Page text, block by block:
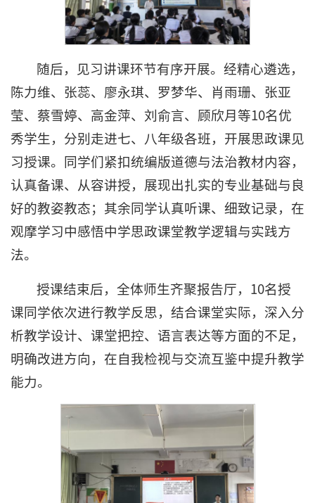
随后，见习讲课环节有序开展。经精心遴选，
陈力维、张蕊、廖永琪、罗梦华、肖雨珊、张亚
莹、蔡雪婷、高金萍、刘俞言、顾欣月等10名优
秀学生，分别走进七、八年级各班，开展思政课见
习授课。同学们紧扣统编版道德与法治教材内容，
认真备课、从容讲授，展现出扎实的专业基础与良
好的教姿教态；其余同学认真听课、细致记录，在
观摩学习中感悟中学思政课堂教学逻辑与实践方
法。
授课结束后，全体师生齐聚报告厅，10名授
课同学依次进行教学反思，结合课堂实际，深入分
析教学设计、课堂把控、语言表达等方面的不足，
明确改进方向，在自我检视与交流互鉴中提升教学
能力。